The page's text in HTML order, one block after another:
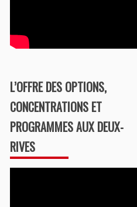
L’OFFRE DES OPTIONS,
CONCENTRATIONS ET
PROGRAMMES AUX DEUX-
RIVES